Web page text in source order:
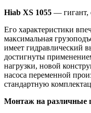
Hiab XS 1055 — гигант,
Его характеристики
максимальная
имеет гидравлический
достигнуты
нагрузки, новой
насоса переменной
стандартную
Монтаж на различные